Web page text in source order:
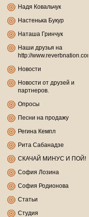
Надя Ковальчук
Настенька Букур
Наташа Гринчук
Наши друзья на
http://www.reverbnation.com
Новости
Новости от друзей и
партнеров.
Опросы
Песни на продажу
Регина Кемпл
Рита Сабанадзе
СКАЧАЙ МИНУС И ПОЙ!
София Лозина
София Родионова
Статьи
Студия